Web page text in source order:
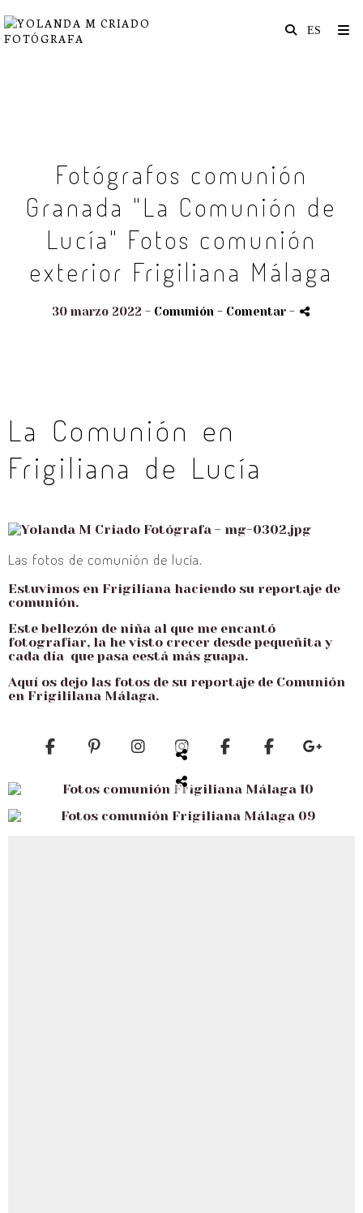
Fotógrafos comunión
Granada "La Comunión de
Lucía" Fotos comunión
exterior Frigiliana Málaga
30 marzo 2022 - Comunión - Comentar -
La Comunión en
Frigiliana de Lucía
Las fotos de comunión de lucía.
Estuvimos en Frigiliana haciendo su reportaje de
comunión.
Este bellezón de niña al que me encantó
fotografiar, la he visto crecer desde pequeñita y
cada día que pasa eestá más guapa.
Aquí os dejo las fotos de su reportaje de Comunión
en Frigililana Málaga.